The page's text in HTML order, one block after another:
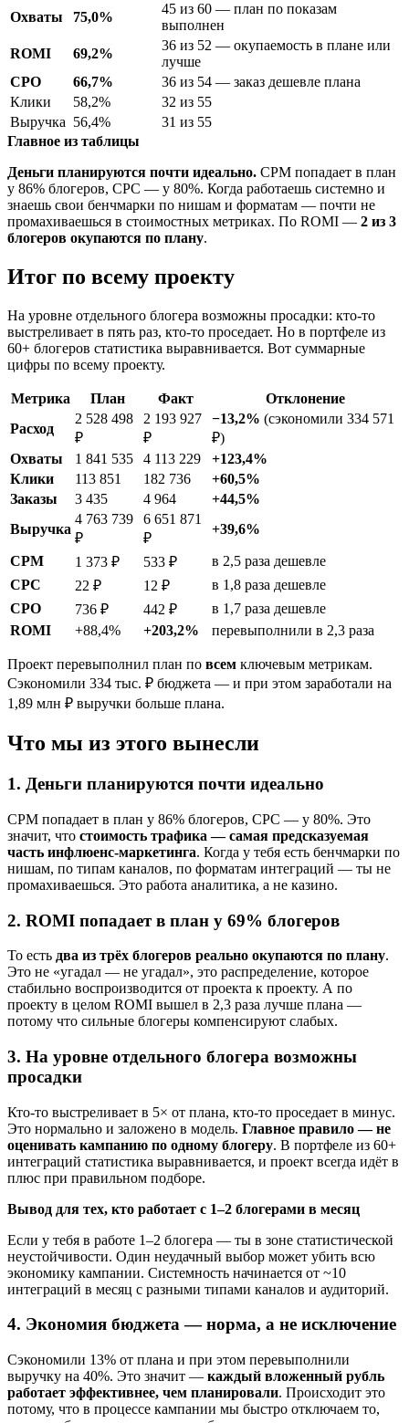
Охваты
75,0%
45 из 60 — план по показам
выполнен
ROMI
69,2%
36 из 52 — окупаемость в плане или
лучше
CPO
66,7%
36 из 54 — заказ дешевле плана
Клики
58,2%
32 из 55
Выручка 56,4%
31 из 55
Главное из таблицы
Деньги планируются почти идеально. CPM попадает в план
у 86% блогеров, CPC — у 80%. Когда работаешь системно и
знаешь свои бенчмарки по нишам и форматам — почти не
промахиваешься в стоимостных метриках. По ROMI — 2 из 3
блогеров окупаются по плану.
Итог по всему проекту
На уровне отдельного блогера возможны просадки: кто-то
выстреливает в пять раз, кто-то проседает. Но в портфеле из
60+ блогеров статистика выравнивается. Вот суммарные
цифры по всему проекту.
Метрика План Факт
Отклонение
Расход
2 528 498
₽
2 193 927
₽
−13,2% (сэкономили 334 571
₽)
Охваты
1 841 535 4 113 229
+123,4%
Клики
113 851 182 736
+60,5%
Заказы
3 435 4 964
+44,5%
Выручка
4 763 739
₽
6 651 871
₽
+39,6%
CPM 1 373 ₽ 533 ₽
в 2,5 раза дешевле
CPC
22 ₽ 12 ₽
в 1,8 раза дешевле
CPO
736 ₽ 442 ₽
в 1,7 раза дешевле
ROMI
+88,4% +203,2% перевыполнили в 2,3 раза
Проект перевыполнил план по всем ключевым метрикам.
Сэкономили 334 тыс. ₽ бюджета — и при этом заработали на
1,89 млн ₽ выручки больше плана.
Что мы из этого вынесли
1. Деньги планируются почти идеально
CPM попадает в план у 86% блогеров, CPC — у 80%. Это
значит, что стоимость трафика — самая предсказуемая
часть инфлюенс-маркетинга. Когда у тебя есть бенчмарки по
нишам, по типам каналов, по форматам интеграций — ты не
промахиваешься. Это работа аналитика, а не казино.
2. ROMI попадает в план у 69% блогеров
То есть два из трёх блогеров реально окупаются по плану.
Это не «угадал — не угадал», это распределение, которое
стабильно воспроизводится от проекта к проекту. А по
проекту в целом ROMI вышел в 2,3 раза лучше плана —
потому что сильные блогеры компенсируют слабых.
3. На уровне отдельного блогера возможны
просадки
Кто-то выстреливает в 5× от плана, кто-то проседает в минус.
Это нормально и заложено в модель. Главное правило — не
оценивать кампанию по одному блогеру. В портфеле из 60+
интеграций статистика выравнивается, и проект всегда идёт в
плюс при правильном подборе.
Вывод для тех, кто работает с 1–2 блогерами в месяц
Если у тебя в работе 1–2 блогера — ты в зоне статистической
неустойчивости. Один неудачный выбор может убить всю
экономику кампании. Системность начинается от ~10
интеграций в месяц с разными типами каналов и аудиторий.
4. Экономия бюджета — норма, а не исключение
Сэкономили 13% от плана и при этом перевыполнили
выручку на 40%. Это значит — каждый вложенный рубль
работает эффективнее, чем планировали. Происходит это
потому, что в процессе кампании мы быстро отключаем то,